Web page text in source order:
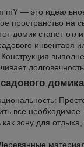
mY — это
пространство на
домик станет
инвентаря
все
как зону для